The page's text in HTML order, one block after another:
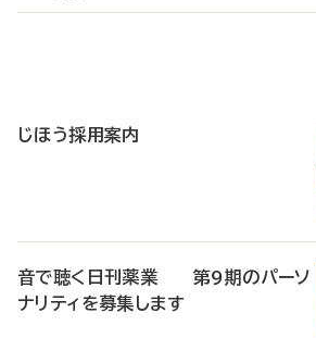
じほう採用案内
音で聴く日刊薬業 第9期のパーソ
ナリティを募集します